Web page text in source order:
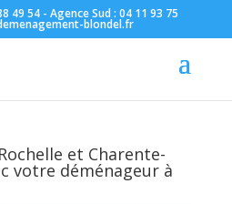
49 54 - Agence Sud : 04 11 93 75
blondel.fr
et Charente-
votre déménageur à